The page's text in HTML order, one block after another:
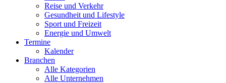
Reise und Verkehr
Gesundheit und Lifestyle
Sport und Freizeit
Energie und Umwelt
Termine
Kalender
Branchen
Alle Kategorien
Alle Unternehmen